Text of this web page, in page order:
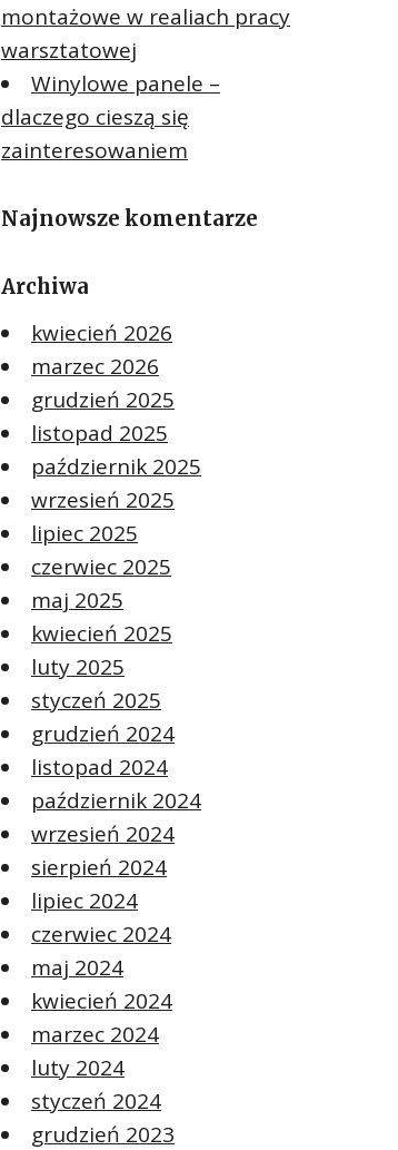
montażowe w realiach pracy
warsztatowej
Winylowe panele –
dlaczego cieszą się
zainteresowaniem
Najnowsze komentarze
Archiwa
kwiecień 2026
marzec 2026
grudzień 2025
listopad 2025
październik 2025
wrzesień 2025
lipiec 2025
czerwiec 2025
maj 2025
kwiecień 2025
luty 2025
styczeń 2025
grudzień 2024
listopad 2024
październik 2024
wrzesień 2024
sierpień 2024
lipiec 2024
czerwiec 2024
maj 2024
kwiecień 2024
marzec 2024
luty 2024
styczeń 2024
grudzień 2023